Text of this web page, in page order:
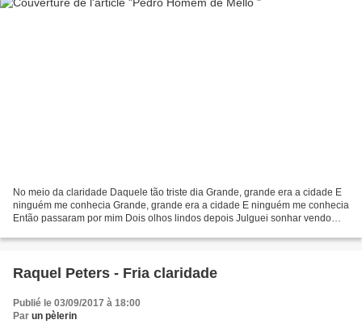
No meio da claridade Daquele tão triste dia Grande, grande era a cidade E
ninguém me conhecia Grande, grande era a cidade E ninguém me conhecia
Então passaram por mim Dois olhos lindos depois Julguei sonhar vendo
Raquel Peters - Fria claridade
Publié le 03/09/2017 à 18:00
Par un pèlerin